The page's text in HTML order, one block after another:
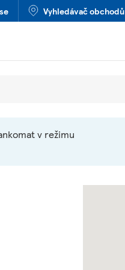
Vyhledávač obchodů
v režimu